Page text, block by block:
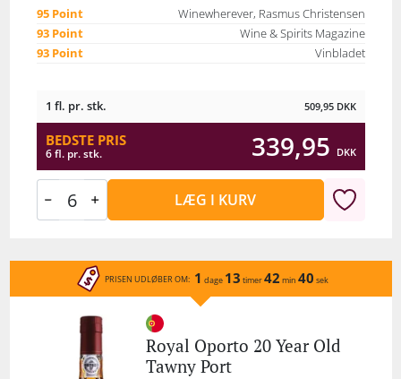
95 Point
Winewherever, Rasmus Christensen
93 Point
Wine & Spirits Magazine
93 Point
Vinbladet
1 fl. pr. stk. 509,95 DKK
BEDSTE PRIS
6 fl. pr. stk. 339,95 DKK
LÆG I KURV
PRISEN UDLØBER OM: 1 dage 13 timer42 min 40 sek
Royal Oporto 20 Year Old
Tawny Port